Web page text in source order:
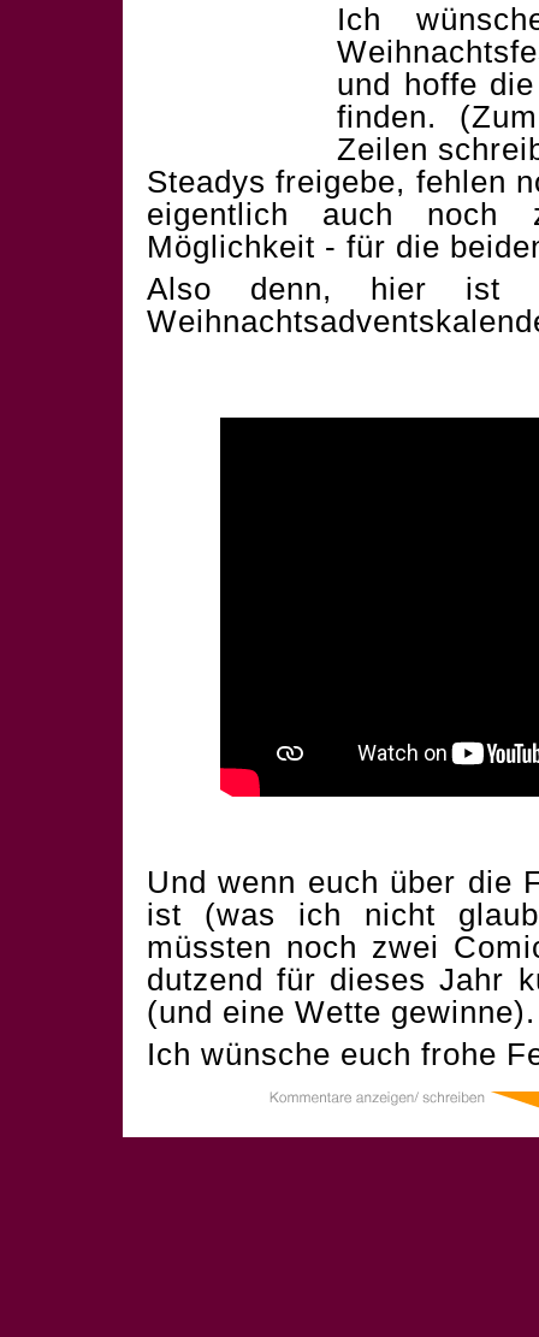
Ich
und hoffe
finden.
Zeilen
Steadys freigebe, fehlen
eigentlich auch noch
Möglichkeit - für die
Also denn, hier ist
Und wenn euch über die
ist (was ich nicht
müssten noch zwei
dutzend für dieses Jahr
(und eine Wette
Ich wünsche euch frohe